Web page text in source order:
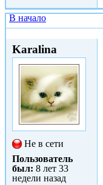
В начало
Karalina
Не в сети
Пользователь
был: 8 лет 33
недели назад